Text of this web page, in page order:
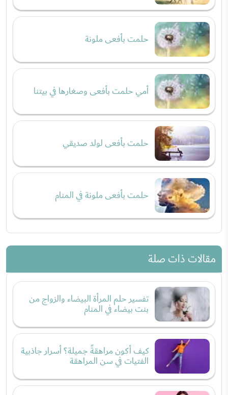
حلمت بأفعى ملونة
أمي حلمت بأفعى وصغارها في بيتنا
حلمت بأفعى لولد صديقي
حلمت بأفعى ملونة في المنام
مقالات ذات صلة
تفسير حلم المرأة البيضاء والزواج من
بنت بيضاء في المنام
كيف أكون مراهقةً جميلة؟ أسرار جاذبية
الفتيات في سن المراهقة